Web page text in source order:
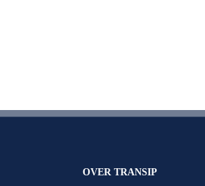
OVER TRANSIP